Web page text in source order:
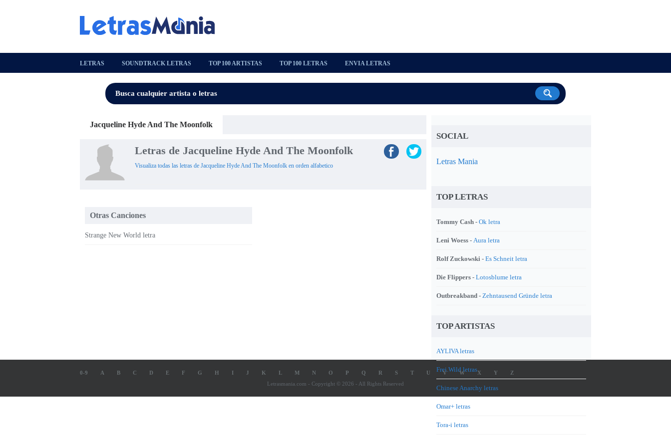
LETRAS SOUNDTRACK LETRAS TOP 100 ARTISTAS TOP 100 LETRAS ENVIA LETRAS
Jacqueline Hyde And The Moonfolk
Letras de Jacqueline Hyde And The Moonfolk
Visualiza todas las letras de Jacqueline Hyde And The Moonfolk en orden alfabetico
Otras Canciones
Strange New World letra
SOCIAL
Letras Mania
TOP LETRAS
Tommy Cash - Ok letra
Leni Woess - Aura letra
Rolf Zuckowski - Es Schneit letra
Die Flippers - Lotosblume letra
Outbreakband - Zehntausend Gründe letra
TOP ARTISTAS
AYLIVA letras
Frei.Wild letras
Chinese Anarchy letras
Omar+ letras
Tora-i letras
0-9 A B C D E F G H I J K L M N O P Q R S T U V W X Y
Z
Letrasmania.com - Copyright © 2026 - All Rights Reserved